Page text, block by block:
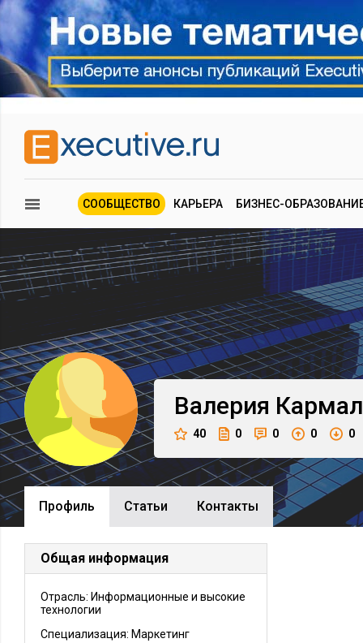
СООБЩЕСТВО КАРЬЕРА БИЗНЕС-
Валерия
40 0 0 0 0
Профиль Cтатьи Контакты
Общая информация
Отрасль: Информационные и высокие
технологии
Специализация: Маркетинг